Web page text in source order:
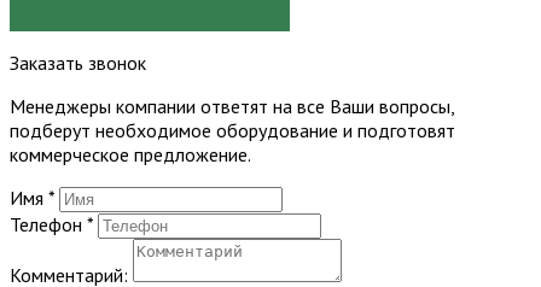
Заказать звонок
Менеджеры компании ответят на все Ваши вопросы,
подберут необходимое оборудование и подготовят
коммерческое предложение.
Имя *
Телефон *
Комментарий: